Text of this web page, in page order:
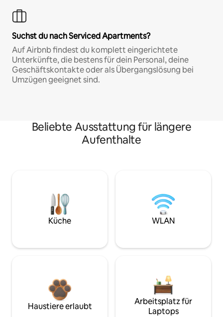
Suchst du nach Serviced Apartments?
Auf Airbnb findest du komplett eingerichtete
Unterkünfte, die bestens für dein Personal, deine
Geschäftskontakte oder als Übergangslösung bei
Umzügen geeignet sind.
Beliebte Ausstattung für längere
Aufenthalte
Küche WLAN
Haustiere erlaubt
Arbeitsplatz für
Laptops